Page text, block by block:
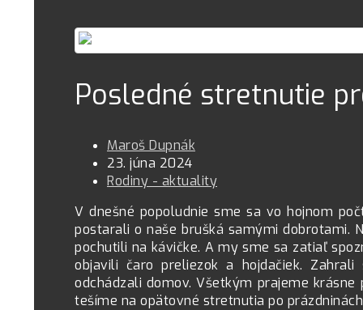
Posledné stretnutie
Maroš Dupnák
23. júna 2024
Rodiny - aktuality
V dnešné popoludnie sme sa vo hojnom
postarali o naše brušká samými dobrotami.
pochutili na kávičke. A my sme sa zatiaľ
objavili čaro preliezok a hojdačiek.
odchádzali domov. Všetkým prajeme
tešíme na opätovné stretnutia po